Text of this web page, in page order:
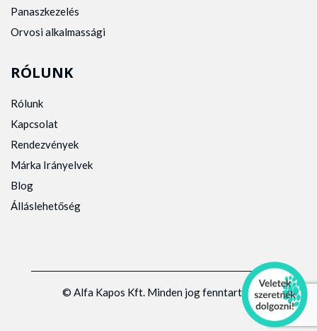
Panaszkezelés
Orvosi alkalmassági
RÓLUNK
Rólunk
Kapcsolat
Rendezvények
Márka Irányelvek
Blog
Álláslehetőség
© Alfa Kapos Kft. Minden jog fenntartva.